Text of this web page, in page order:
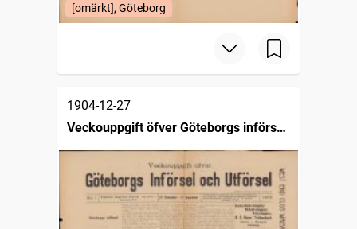
[omärkt], Göteborg
1904-12-27
Veckouppgift öfver Göteborgs införsel
och utförsel